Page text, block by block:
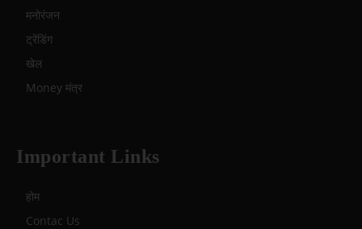
मनोरंजन
ट्रेंडिंग
खेल
Money मंत्र
Important Links
होम
Contac Us